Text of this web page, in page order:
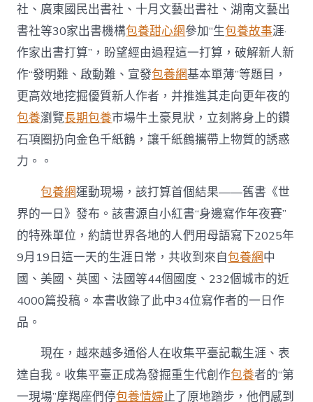
社、廣東國民出書社、十月文藝出書社、湖南文藝出
書社等30家出書機構包養甜心網參加“生包養故事涯·
作家出書打算”，盼望經由過程這一打算，破解新人新
作“發明難、啟動難、宣發包養網基本單薄”等題目，
更高效地挖掘優質新人作者，并推進其走向更年夜的
包養瀏覽長期包養市場牛土豪見狀，立刻將身上的鑽
石項圈扔向金色千紙鶴，讓千紙鶴攜帶上物質的誘惑
力。。
包養網運動現場，該打算首個結果——舊書《世
界的一日》發布。該書源自小紅書“身邊寫作年夜賽”
的特殊單位，約請世界各地的人們用母語寫下2025年
9月19日這一天的生涯日常，共收到來自包養網中
國、美國、英國、法國等44個國度、232個城市的近
4000篇投稿。本書收錄了此中34位寫作者的一日作
品。
現在，越來越多通俗人在收集平臺記載生涯、表
達自我。收集平臺正成為發掘重生代創作包養者的“第
一現場”摩羯座們停包養情婦止了原地踏步，他們感到